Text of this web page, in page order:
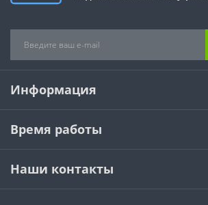
Информация
Время работы
Наши контакты